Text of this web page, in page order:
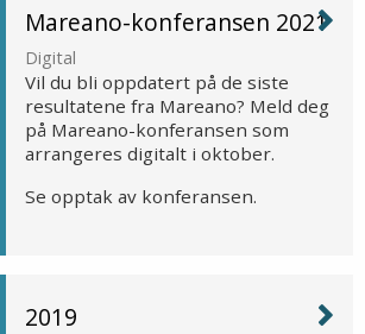
Mareano-konferansen 2021
Digital
Vil du bli oppdatert på de siste
resultatene fra Mareano? Meld deg
på Mareano-konferansen som
arrangeres digitalt i oktober.
Se opptak av konferansen.
2019